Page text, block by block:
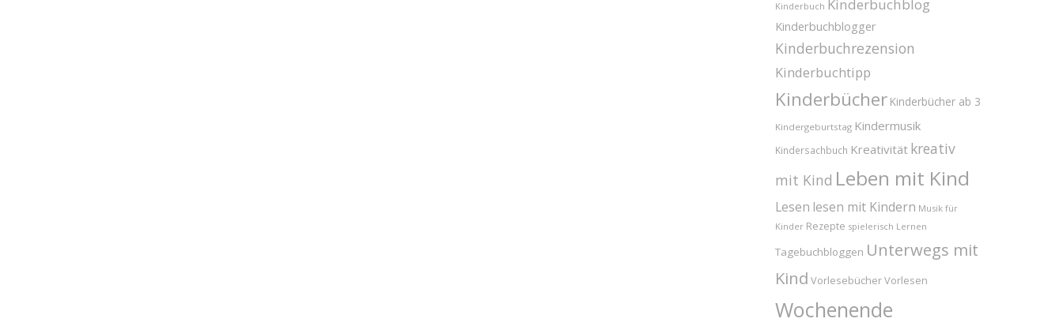
Kinderbuch Kinderbuchblog
Kinderbuchblogger
Kinderbuchrezension
Kinderbuchtipp
Kinderbücher Kinderbücher ab 3
Kindergeburtstag Kindermusik
Kindersachbuch Kreativität kreativ
mit Kind Leben mit Kind
Lesen lesen mit Kindern Musik für
Kinder Rezepte spielerisch Lernen
Tagebuchbloggen Unterwegs mit
Kind VorlesebücherVorlesen
Wochenende